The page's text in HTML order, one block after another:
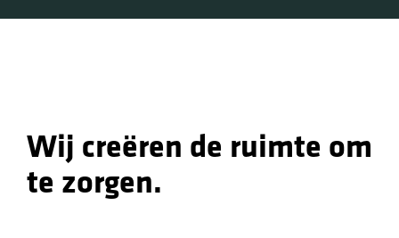
Wij creëren de ruimte om
te zorgen.